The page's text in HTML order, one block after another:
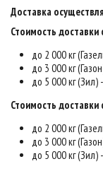
Доставка
Стоимость
до 2 000 кг
до 3 000 кг
до 5 000 кг (Зил)
Стоимость
до 2 000 кг
до 3 000 кг
до 5 000 кг (Зил)